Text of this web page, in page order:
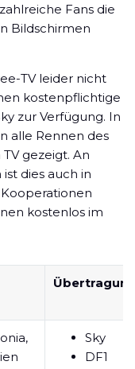
Fans die
Bildschirmen
TV leider nicht
kostenpflichtige
zur Verfügung. In
alle Rennen des
gezeigt. An
dies auch in
kostenlos im
Sky
DF1